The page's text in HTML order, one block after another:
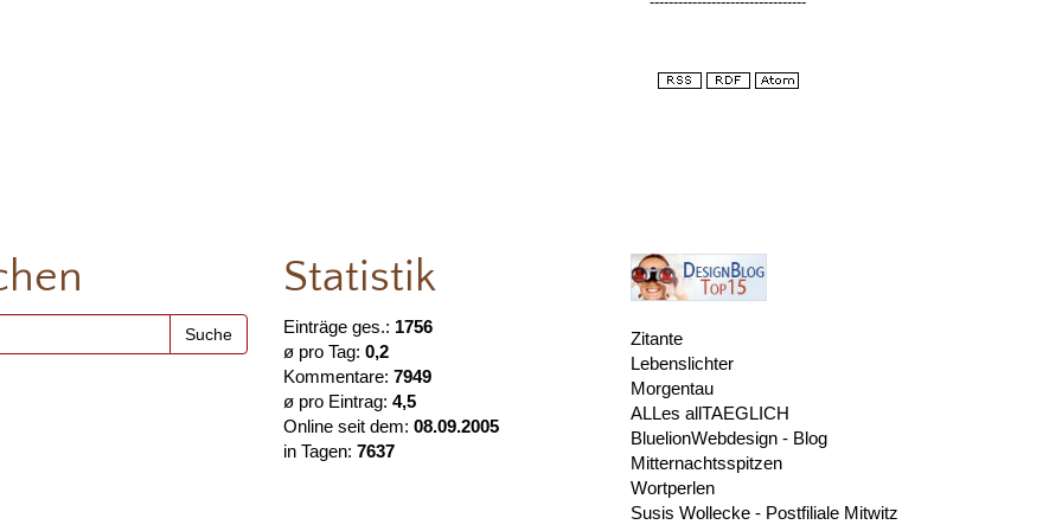
Statistik
Einträge ges.: 1756
ø pro Tag: 0,2
Kommentare: 7949
ø pro Eintrag: 4,5
Online seit dem: 08.09.2005
in Tagen: 7637
Zitante
Lebenslichter
Morgentau
ALLes allTAEGLICH
BluelionWebdesign - Blog
Mitternachtsspitzen
Wortperlen
Susis Wollecke - Postfiliale Mitwitz